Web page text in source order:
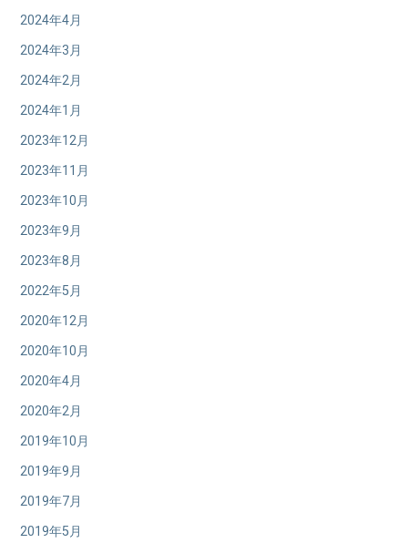
2024年4月
2024年3月
2024年2月
2024年1月
2023年12月
2023年11月
2023年10月
2023年9月
2023年8月
2022年5月
2020年12月
2020年10月
2020年4月
2020年2月
2019年10月
2019年9月
2019年7月
2019年5月